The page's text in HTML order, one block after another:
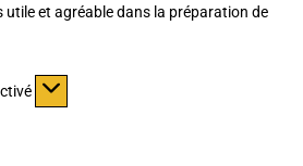
utile et agréable dans la préparation de